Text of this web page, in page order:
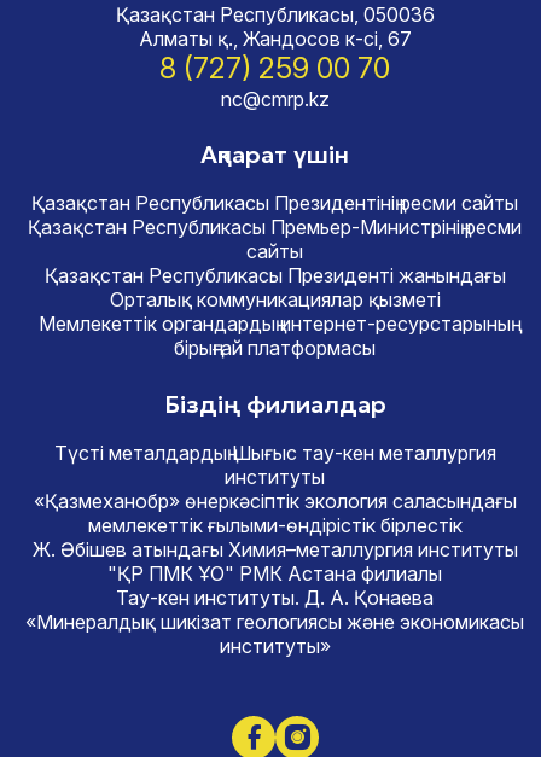
Қазақстан Республикасы, 050036
Алматы қ., Жандосов к-сі, 67
8 (727) 259 00 70
nc@cmrp.kz
Ақпарат үшін
Қазақстан Республикасы Президентінің ресми сайты
Қазақстан Республикасы Премьер-Министрінің ресми
сайты
Қазақстан Республикасы Президенті жанындағы
Орталық коммуникациялар қызметі
Мемлекеттік органдардың интернет-ресурстарының
бірыңғай платформасы
Біздің филиалдар
Түсті металдардың Шығыс тау-кен металлургия
институты
«Қазмеханобр» өнеркәсіптік экология саласындағы
мемлекеттік ғылыми-өндірістік бірлестік
Ж. Әбішев атындағы Химия–металлургия институты
"ҚР ПМК ҰО" РМК Астана филиалы
Тау-кен институты. Д. А. Қонаева
«Минералдық шикізат геологиясы және экономикасы
институты»